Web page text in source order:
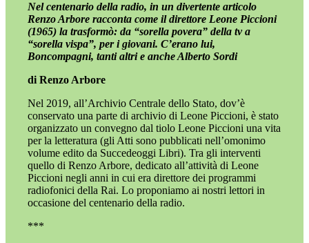
Nel centenario della radio, in un divertente articolo
Renzo Arbore racconta come il direttore Leone Piccioni
(1965) la trasformò: da “sorella povera” della tv a
“sorella vispa”, per i giovani. C’erano lui,
Boncompagni, tanti altri e anche Alberto Sordi
di Renzo Arbore
Nel 2019, all’Archivio Centrale dello Stato, dov’è
conservato una parte di archivio di Leone Piccioni, è stato
organizzato un convegno dal tiolo Leone Piccioni una vita
per la letteratura (gli Atti sono pubblicati nell’omonimo
volume edito da Succedeoggi Libri). Tra gli interventi
quello di Renzo Arbore, dedicato all’attività di Leone
Piccioni negli anni in cui era direttore dei programmi
radiofonici della Rai. Lo proponiamo ai nostri lettori in
occasione del centenario della radio.
***